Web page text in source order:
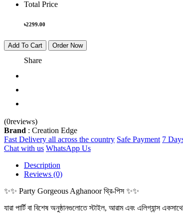
Total Price
৳2299.00
Add To Cart Order Now
Share
(0reviews)
Brand : Creation Edge
Fast Delivery all across the country Safe Payment 7
Chat with us WhatsApp Us
Description
Reviews (0)
✨✨ Party Gorgeous Aghanoor থ্রি-পিস ✨✨
যারা পার্টি বা বিশেষ অনুষ্ঠানগুলোতে স্টাইল, আরাম এবং এলিগ্যান্স